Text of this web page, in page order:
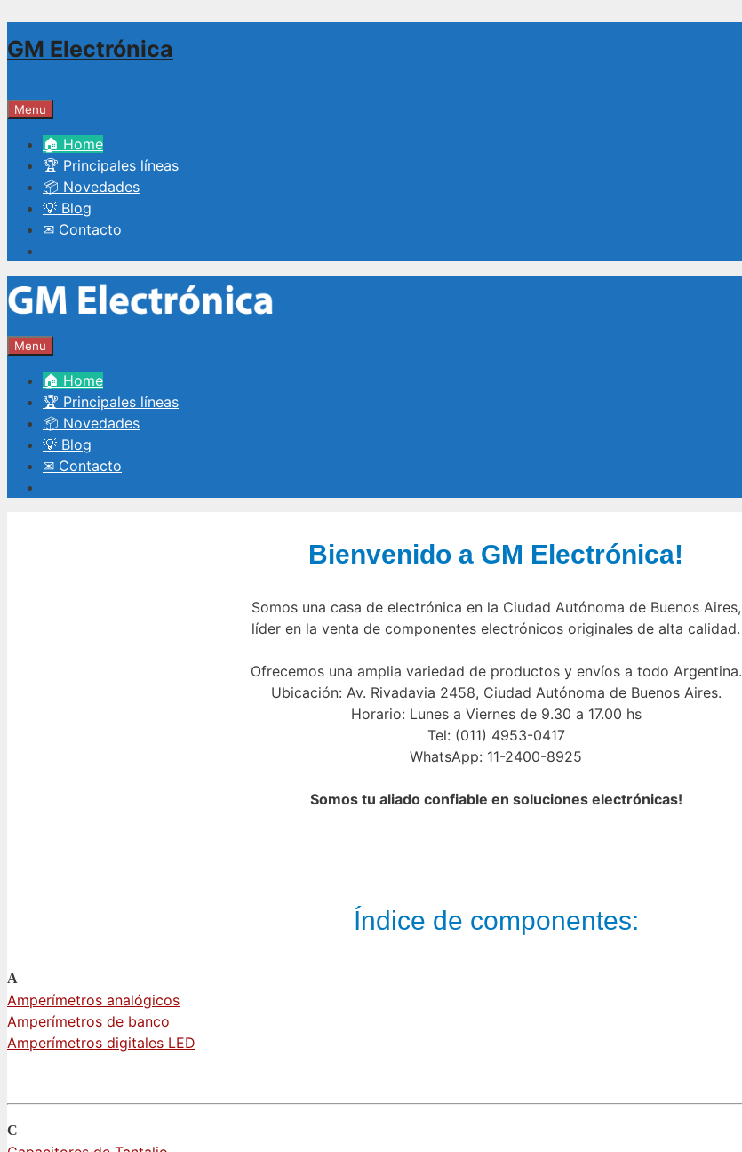
al
GM Electrónica
Menu
🏠 Home
🏆 Principales líneas
📦 Novedades
💡 Blog
✉ Contacto
Menu
🏠 Home
🏆 Principales líneas
📦 Novedades
💡 Blog
✉ Contacto
Bienvenido a GM Electrónica!
Somos una casa de electrónica en la Ciudad Autónoma de Buenos Aires,
líder en la venta de componentes electrónicos originales de alta calidad.
Ofrecemos una amplia variedad de productos y envíos a todo Argentina.
Ubicación: Av. Rivadavia 2458, Ciudad Autónoma de Buenos Aires.
Horario: Lunes a Viernes de 9.30 a 17.00 hs
Tel: (011) 4953-0417
WhatsApp: 11-2400-8925
Somos tu aliado confiable en soluciones electrónicas!
Índice de componentes:
A
Amperímetros analógicos
Amperímetros de banco
Amperímetros digitales LED
C